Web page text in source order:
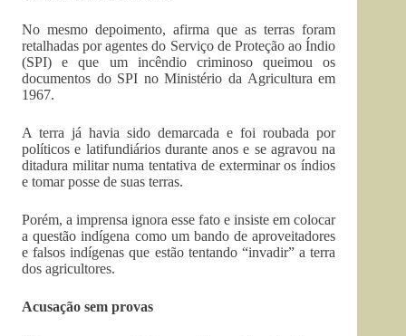
No mesmo depoimento, afirma que as terras foram
retalhadas por agentes do Serviço de Proteção ao Índio
(SPI) e que um incêndio criminoso queimou os
documentos do SPI no Ministério da Agricultura em
1967.
A terra já havia sido demarcada e foi roubada por
políticos e latifundiários durante anos e se agravou na
ditadura militar numa tentativa de exterminar os índios
e tomar posse de suas terras.
Porém, a imprensa ignora esse fato e insiste em colocar
a questão indígena como um bando de aproveitadores
e falsos indígenas que estão tentando “invadir” a terra
dos agricultores.
Acusação sem provas